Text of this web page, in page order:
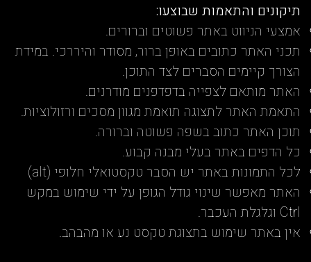
תיקונים והתאמות שבוצעו:
אמצעי הניווט באתר פשוטים וברורים.
תכני האתר כתובים באופן ברור, מסודר והיררכי. במידת
הצורך קיימים הסברים לצד התוכן.
האתר מותאם לצפייה בדפדפנים מודרנים.
התאמת האתר לתצוגה תואמת מגוון מסכים ורזולוציות.
תוכן האתר כתוב בשפה פשוטה וברורה.
כל הדפים באתר בעלי מבנה קבוע.
לכל התמונות באתר יש הסבר טקסטואלי חלופי (alt)
האתר מאפשר שינוי גודל הגופן על ידי שימוש במקש
Ctrl וגלגלת העכבר.
אין באתר שימוש בתצוגת טקסט נע או מהבהב.